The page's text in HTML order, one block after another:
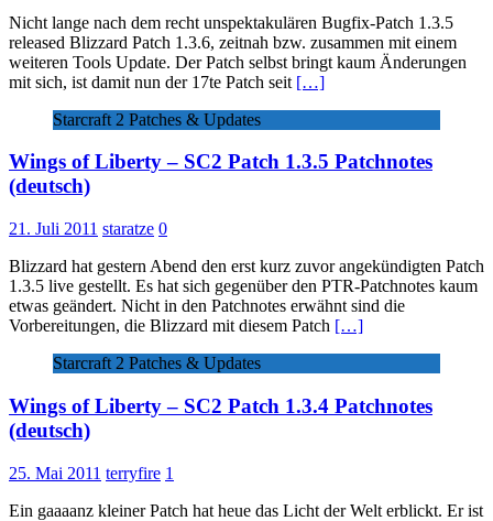
Nicht lange nach dem recht unspektakulären Bugfix-Patch 1.3.5
released Blizzard Patch 1.3.6, zeitnah bzw. zusammen mit einem
weiteren Tools Update. Der Patch selbst bringt kaum Änderungen
mit sich, ist damit nun der 17te Patch seit […]
Starcraft 2 Patches & Updates
Wings of Liberty – SC2 Patch 1.3.5 Patchnotes
(deutsch)
21. Juli 2011 staratze 0
Blizzard hat gestern Abend den erst kurz zuvor angekündigten Patch
1.3.5 live gestellt. Es hat sich gegenüber den PTR-Patchnotes kaum
etwas geändert. Nicht in den Patchnotes erwähnt sind die
Vorbereitungen, die Blizzard mit diesem Patch […]
Starcraft 2 Patches & Updates
Wings of Liberty – SC2 Patch 1.3.4 Patchnotes
(deutsch)
25. Mai 2011 terryfire 1
Ein gaaaanz kleiner Patch hat heue das Licht der Welt erblickt. Er ist